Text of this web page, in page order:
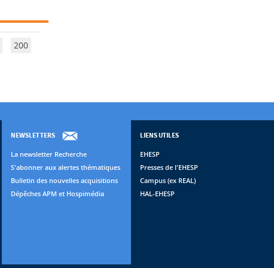
200
NEWSLETTERS
La newsletter Recherche
S'abonner aux alertes thématiques
Bulletin des nouvelles acquisitions
Dépêches APM et Hospimédia
LIENS UTILES
EHESP
Presses de l'EHESP
Campus (ex REAL)
HAL-EHESP